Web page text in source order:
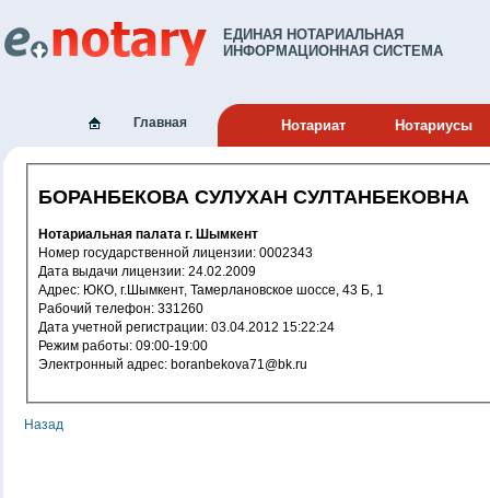
ЕДИНАЯ НОТАРИАЛЬНАЯ
ИНФОРМАЦИОННАЯ СИСТЕМА
Главная Нотариат Нотариусы
БОРАНБЕКОВА СУЛУХАН СУЛТАНБЕКОВНА
Нотариальная палата г. Шымкент
Номер государственной лицензии: 0002343
Дата выдачи лицензии: 24.02.2009
Адрес: ЮКО, г.Шымкент, Тамерлановское шоссе, 43 Б, 1
Рабочий телефон: 331260
Дата учетной регистрации: 03.04.2012 15:22:24
Режим работы: 09:00-19:00
Электронный адрес: boranbekova71@bk.ru
Назад